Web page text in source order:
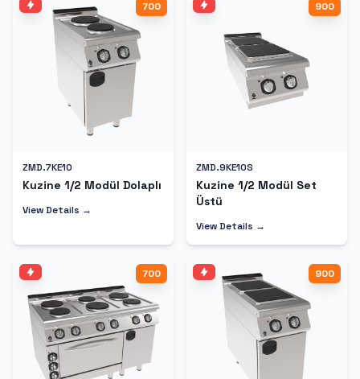
700
ZMD.7KE10
Kuzine 1/2 Modül Dolaplı
View Details →
900
ZMD.9KE10S
Kuzine 1/2 Modül Set
Üstü
View Details →
700 900